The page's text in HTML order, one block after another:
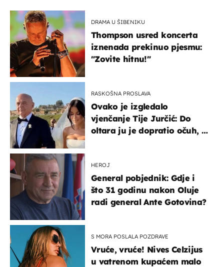
DRAMA U ŠIBENIKU
Thompson usred koncerta
iznenada prekinuo pjesmu:
"Zovite hitnu!"
RASKOŠNA PROSLAVA
Ovako je izgledalo
vjenčanje Tije Jurčić: Do
oltara ju je dopratio očuh, a
HEROJ
General pobjednik: Gdje i
što 31 godinu nakon Oluje
radi general Ante Gotovina?
S MORA POSLALA POZDRAVE
Vruće, vruće! Nives Celzijus
u vatrenom kupaćem malo